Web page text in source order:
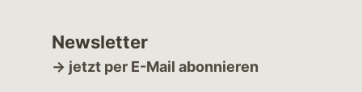
Newsletter
→ jetzt per E-Mail abonnieren